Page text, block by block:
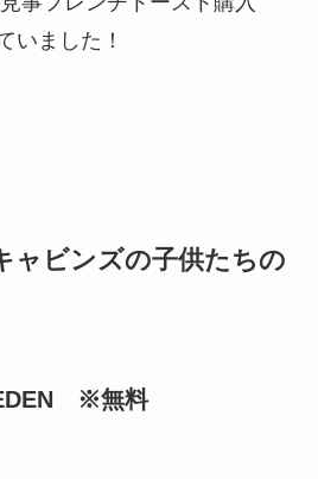
いました！
ャビンズの子供たちの
※無料